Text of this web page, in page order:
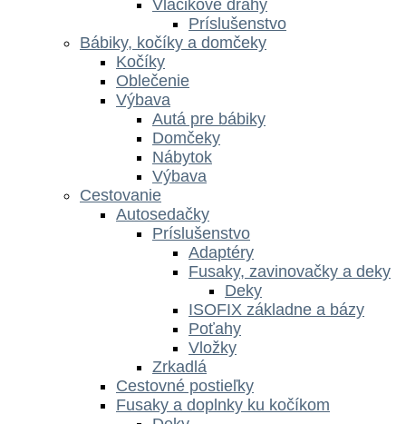
Vláčikové dráhy
Príslušenstvo
Bábiky, kočíky a domčeky
Kočíky
Oblečenie
Výbava
Autá pre bábiky
Domčeky
Nábytok
Výbava
Cestovanie
Autosedačky
Príslušenstvo
Adaptéry
Fusaky, zavinovačky a deky
Deky
ISOFIX základne a bázy
Poťahy
Vložky
Zrkadlá
Cestovné postieľky
Fusaky a doplnky ku kočíkom